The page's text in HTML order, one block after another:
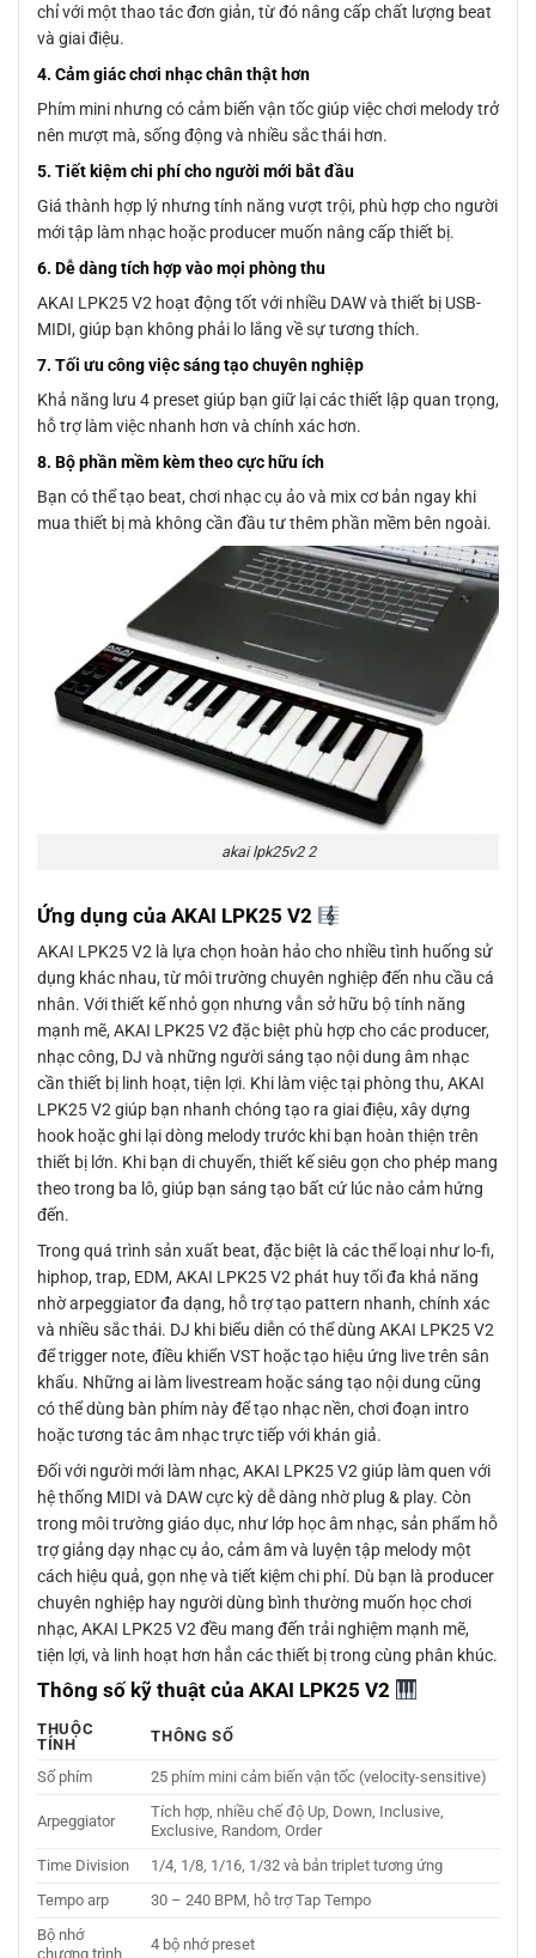
chỉ với một thao tác đơn giản, từ đó nâng cấp chất lượng beat
và giai điệu.
4. Cảm giác chơi nhạc chân thật hơn
Phím mini nhưng có cảm biến vận tốc giúp việc chơi melody trở
nên mượt mà, sống động và nhiều sắc thái hơn.
5. Tiết kiệm chi phí cho người mới bắt đầu
Giá thành hợp lý nhưng tính năng vượt trội, phù hợp cho người
mới tập làm nhạc hoặc producer muốn nâng cấp thiết bị.
6. Dễ dàng tích hợp vào mọi phòng thu
AKAI LPK25 V2 hoạt động tốt với nhiều DAW và thiết bị USB-
MIDI, giúp bạn không phải lo lắng về sự tương thích.
7. Tối ưu công việc sáng tạo chuyên nghiệp
Khả năng lưu 4 preset giúp bạn giữ lại các thiết lập quan trọng,
hỗ trợ làm việc nhanh hơn và chính xác hơn.
8. Bộ phần mềm kèm theo cực hữu ích
Bạn có thể tạo beat, chơi nhạc cụ ảo và mix cơ bản ngay khi
mua thiết bị mà không cần đầu tư thêm phần mềm bên ngoài.
akai lpk25v2 2
Ứng dụng của AKAI LPK25 V2
AKAI LPK25 V2 là lựa chọn hoàn hảo cho nhiều tình huống sử
dụng khác nhau, từ môi trường chuyên nghiệp đến nhu cầu cá
nhân. Với thiết kế nhỏ gọn nhưng vẫn sở hữu bộ tính năng
mạnh mẽ, AKAI LPK25 V2 đặc biệt phù hợp cho các producer,
nhạc công, DJ và những người sáng tạo nội dung âm nhạc
cần thiết bị linh hoạt, tiện lợi. Khi làm việc tại phòng thu, AKAI
LPK25 V2 giúp bạn nhanh chóng tạo ra giai điệu, xây dựng
hook hoặc ghi lại dòng melody trước khi bạn hoàn thiện trên
thiết bị lớn. Khi bạn di chuyển, thiết kế siêu gọn cho phép mang
theo trong ba lô, giúp bạn sáng tạo bất cứ lúc nào cảm hứng
đến.
Trong quá trình sản xuất beat, đặc biệt là các thể loại như lo-fi,
hiphop, trap, EDM, AKAI LPK25 V2 phát huy tối đa khả năng
nhờ arpeggiator đa dạng, hỗ trợ tạo pattern nhanh, chính xác
và nhiều sắc thái. DJ khi biểu diễn có thể dùng AKAI LPK25 V2
để trigger note, điều khiển VST hoặc tạo hiệu ứng live trên sân
khấu. Những ai làm livestream hoặc sáng tạo nội dung cũng
có thể dùng bàn phím này để tạo nhạc nền, chơi đoạn intro
hoặc tương tác âm nhạc trực tiếp với khán giả.
Đối với người mới làm nhạc, AKAI LPK25 V2 giúp làm quen với
hệ thống MIDI và DAW cực kỳ dễ dàng nhờ plug & play. Còn
trong môi trường giáo dục, như lớp học âm nhạc, sản phẩm hỗ
trợ giảng dạy nhạc cụ ảo, cảm âm và luyện tập melody một
cách hiệu quả, gọn nhẹ và tiết kiệm chi phí. Dù bạn là producer
chuyên nghiệp hay người dùng bình thường muốn học chơi
nhạc, AKAI LPK25 V2 đều mang đến trải nghiệm mạnh mẽ,
tiện lợi, và linh hoạt hơn hẳn các thiết bị trong cùng phân khúc.
Thông số kỹ thuật của AKAI LPK25 V2
THUỘC
TÍNH
THÔNG SỐ
Số phím 25 phím mini cảm biến vận tốc (velocity-sensitive)
Arpeggiator
Tích hợp, nhiều chế độ Up, Down, Inclusive,
Exclusive, Random, Order
Time Division
1/4, 1/8, 1/16, 1/32 và bản triplet tương ứng
Tempo arp
30 – 240 BPM, hỗ trợ Tap Tempo
Bộ nhớ
chương trình
4 bộ nhớ preset